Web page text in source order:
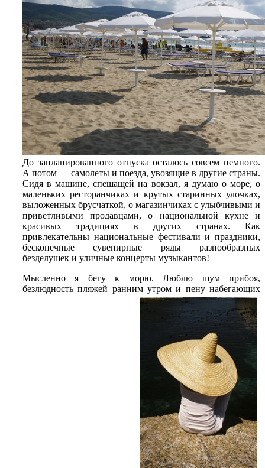
До запланированного отпуска осталось совсем немного.
А потом — самолеты и поезда, увозящие в другие страны.
Сидя в машине, спешащей на вокзал, я думаю о море, о
маленьких ресторанчиках и крутых старинных улочках,
выложенных брусчаткой, о магазинчиках с улыбчивыми и
приветливыми продавцами, о национальной кухне и
красивых традициях в других странах. Как
привлекательны национальные фестивали и праздники,
бесконечные сувенирные ряды разнообразных
безделушек и уличные концерты музыкантов!
Мысленно я бегу к морю. Люблю шум прибоя,
безлюдность пляжей ранним утром и пену набегающих